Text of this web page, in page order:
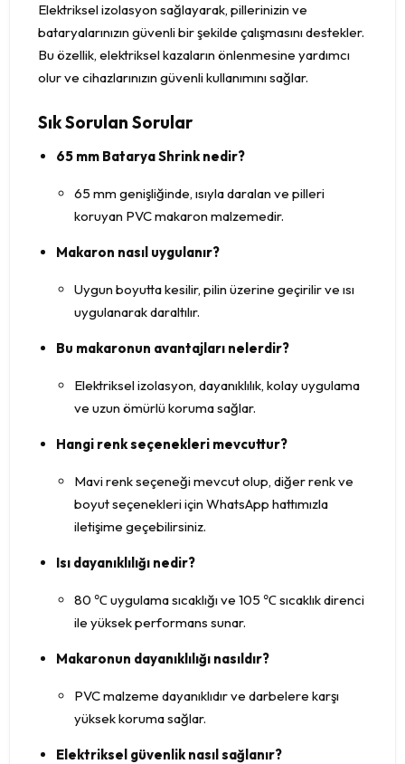
Elektriksel izolasyon sağlayarak, pillerinizin ve
bataryalarınızın güvenli bir şekilde çalışmasını destekler.
Bu özellik, elektriksel kazaların önlenmesine yardımcı
olur ve cihazlarınızın güvenli kullanımını sağlar.
Sık Sorulan Sorular
65 mm Batarya Shrink nedir?
65 mm genişliğinde, ısıyla daralan ve pilleri
koruyan PVC makaron malzemedir.
Makaron nasıl uygulanır?
Uygun boyutta kesilir, pilin üzerine geçirilir ve ısı
uygulanarak daraltılır.
Bu makaronun avantajları nelerdir?
Elektriksel izolasyon, dayanıklılık, kolay uygulama
ve uzun ömürlü koruma sağlar.
Hangi renk seçenekleri mevcuttur?
Mavi renk seçeneği mevcut olup, diğer renk ve
boyut seçenekleri için WhatsApp hattımızla
iletişime geçebilirsiniz.
Isı dayanıklılığı nedir?
80 ℃ uygulama sıcaklığı ve 105 ℃ sıcaklık direnci
ile yüksek performans sunar.
Makaronun dayanıklılığı nasıldır?
PVC malzeme dayanıklıdır ve darbelere karşı
yüksek koruma sağlar.
Elektriksel güvenlik nasıl sağlanır?